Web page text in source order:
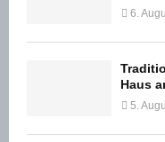
6.
Haus
5.